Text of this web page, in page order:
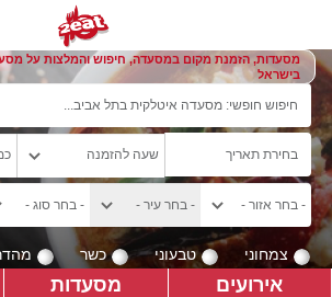
מסעדות, הזמנת מקום במסעדה, חיפוש והמלצות על
בישראל
צמחוני טבעוני כשר
אירועים מסעדות